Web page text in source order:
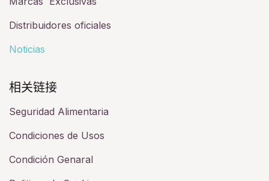
Distribuidores oficiales
Noticias
相关链接​
Seguridad Alimentaria
Condiciones de Usos
Condición Genaral